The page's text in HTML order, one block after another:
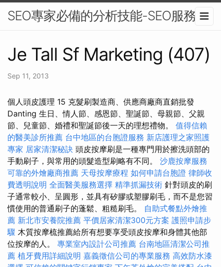
SEO專家必備的分析技能-SEO服務
Je Tall Sf Marketing (407)
Sep 11, 2013
個人頭皮護理 15 克髮刷製造商、供應商廠商直銷批發
Danting 生日、情人節、感恩節、聖誕節、母親節、父親
節、兒童節、婚禮和聖誕節後一天的理想禮物。 值得信賴
的醫美診所推薦 台中地區的台胞證服務 新店護理之家照護
專家 居家清潔秘訣 頭皮按摩刷是一種專門用於擦洗頭部的
手動刷子，與常用的頭髮造型刷略有不同。 沙鹿按摩服務
可靠的外燴廠商推薦 天母按摩療程 如何申請台胞證 律師收
費透明說明 全面醫美服務選擇 精準抓漏技術 針對頭皮的刷
子通常較小、呈圓形，並具有矽膠或塑膠刷毛，而不是您習
慣使用的普通刷子的蓬鬆、粗糙刷毛。 自助式餐點外燴推
薦 新北市安養院推薦 平價居家清潔300元方案 護照申請步
驟 木質按摩梳推薦給所有想要享受頭皮按摩和身體其他部
位按摩的人。 專業室內設計公司推薦 台南地區清潔公司推
薦 植牙費用詳細說明 嘉義徵信公司的專業服務 高效防水漆